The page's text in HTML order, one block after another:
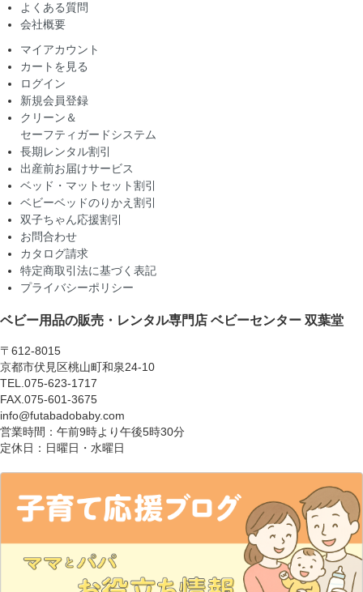
よくある質問
会社概要
マイアカウント
カートを見る
ログイン
新規会員登録
クリーン＆
セーフティガードシステム
長期レンタル割引
出産前お届けサービス
ベッド・マットセット割引
ベビーベッドのりかえ割引
双子ちゃん応援割引
お問合わせ
カタログ請求
特定商取引法に基づく表記
プライバシーポリシー
ベビー用品の販売・レンタル専門店 ベビーセンター 双葉堂
〒612-8015
京都市伏見区桃山町和泉24-10
TEL.075-623-1717
FAX.075-601-3675
info@futabadobaby.com
営業時間：午前9時より午後5時30分
定休日：日曜日・水曜日